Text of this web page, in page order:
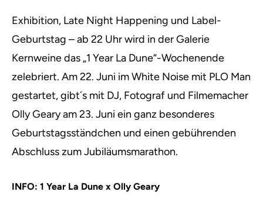
Exhibition, Late Night Happening und Label-
Geburtstag – ab 22 Uhr wird in der Galerie
Kernweine das „1 Year La Dune“-Wochenende
zelebriert. Am 22. Juni im White Noise mit PLO Man
gestartet, gibt´s mit DJ, Fotograf und Filmemacher
Olly Geary am 23. Juni ein ganz besonderes
Geburtstagsständchen und einen gebührenden
Abschluss zum Jubiläumsmarathon.
INFO: 1 Year La Dune x Olly Geary